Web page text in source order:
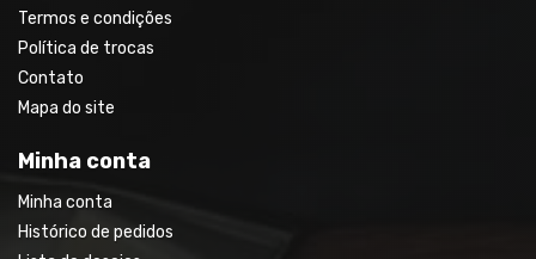
Termos e condições
Política de trocas
Contato
Mapa do site
Minha conta
Minha conta
Histórico de pedidos